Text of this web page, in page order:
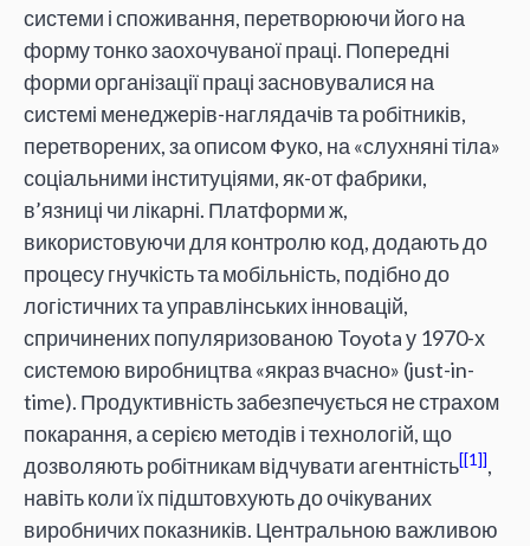
системи і споживання, перетворюючи його на
форму тонко заохочуваної праці. Попередні
форми організації праці засновувалися на
системі менеджерів-наглядачів та робітників,
перетворених, за описом Фуко, на «слухняні тіла»
соціальними інституціями, як-от фабрики,
в’язниці чи лікарні. Платформи ж,
використовуючи для контролю код, додають до
процесу гнучкість та мобільність, подібно до
логістичних та управлінських інновацій,
спричинених популяризованою Toyota у 1970-х
системою виробництва «якраз вчасно» (just-in-
time). Продуктивність забезпечується не страхом
покарання, а серією методів і технологій, що
дозволяють робітникам відчувати агентність [1] ,
навіть коли їх підштовхують до очікуваних
виробничих показників. Центральною важливою